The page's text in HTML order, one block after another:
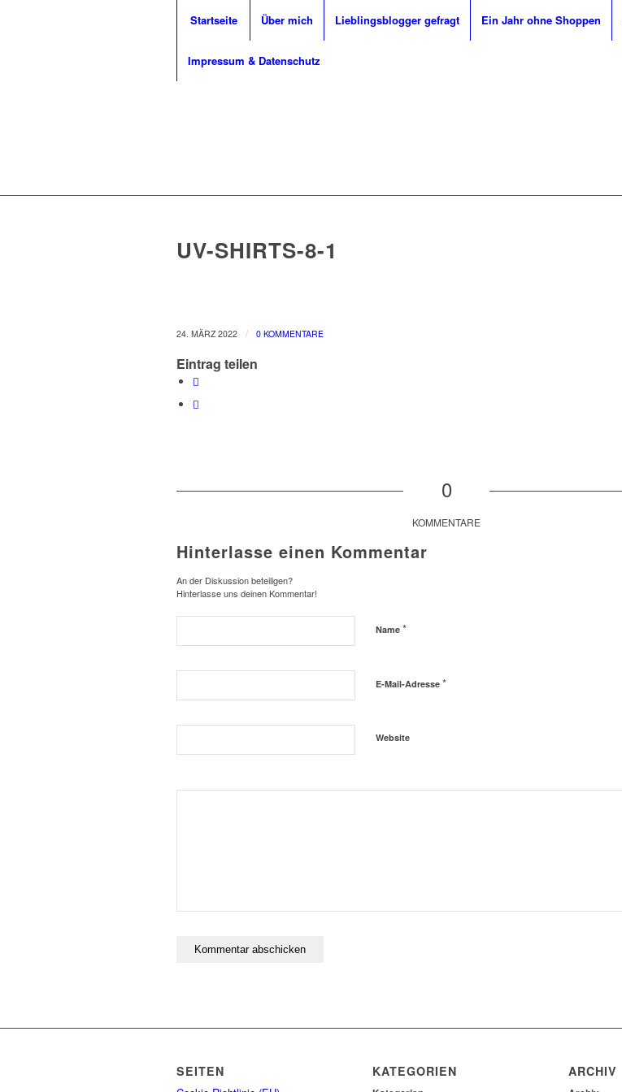
Startseite Über mich Lieblingsblogger gefragt Ein Jahr ohne Shoppen
Impressum & Datenschutz
UV-SHIRTS-8-1
24. MÄRZ 2022 / 0 KOMMENTARE
Eintrag teilen
0
KOMMENTARE
Hinterlasse einen Kommentar
An der Diskussion beteiligen?
Hinterlasse uns deinen Kommentar!
Name *
E-Mail-Adresse *
Website
SEITEN KATEGORIEN ARCHIV